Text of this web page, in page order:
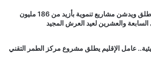
عامل إقليم صفرو يطلق ويدشن مشاريع تنموية بأزيد من 186 مليون
السابعة والعشرين لعيد العرش المجيد
عامل الإقليم يطلق مشروع مركز الطمر التقني